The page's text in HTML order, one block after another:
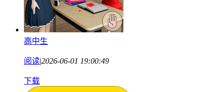
高中生
阅读|2026-06-01 19:00:49
下载